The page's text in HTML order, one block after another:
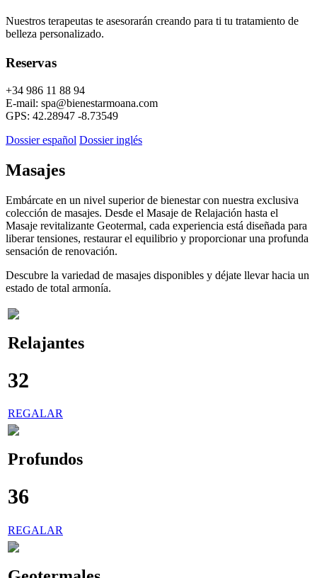
Nuestros terapeutas te asesorarán creando para ti tu tratamiento de
belleza personalizado.
Reservas
+34 986 11 88 94
E-mail: spa@bienestarmoana.com
GPS: 42.28947 -8.73549
Dossier español Dossier inglés
Masajes
Embárcate en un nivel superior de bienestar con nuestra exclusiva
colección de masajes. Desde el Masaje de Relajación hasta el
Masaje revitalizante Geotermal, cada experiencia está diseñada para
liberar tensiones, restaurar el equilibrio y proporcionar una profunda
sensación de renovación.
Descubre la variedad de masajes disponibles y déjate llevar hacia un
estado de total armonía.
Relajantes
32
REGALAR
Profundos
36
REGALAR